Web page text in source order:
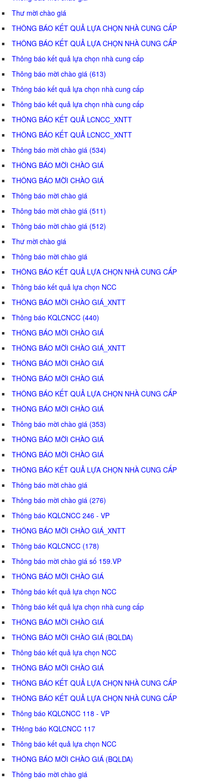
Thư mời chào giá
THÔNG BÁO KẾT QUẢ LỰA CHỌN NHÀ CUNG CẤP
THÔNG BÁO KẾT QUẢ LỰA CHỌN NHÀ CUNG CẤP
Thông báo kết quả lựa chọn nhà cung cấp
Thông báo mời chào giá (613)
Thông báo kết quả lựa chọn nhà cung cấp
Thông báo kết quả lựa chọn nhà cung cấp
THÔNG BÁO KẾT QUẢ LCNCC_XNTT
THÔNG BÁO KẾT QUẢ LCNCC_XNTT
Thông báo mời chào giá (534)
THÔNG BÁO MỜI CHÀO GIÁ
THÔNG BÁO MỜI CHÀO GIÁ
Thông báo mời chào giá
Thông báo mời chào giá (511)
Thông báo mời chào giá (512)
Thư mời chào giá
Thông báo mời chào giá
THÔNG BÁO KẾT QUẢ LỰA CHỌN NHÀ CUNG CẤP
Thông báo kết quả lựa chọn NCC
THÔNG BÁO MỜI CHÀO GIÁ_XNTT
Thông báo KQLCNCC (440)
THÔNG BÁO MỜI CHÀO GIÁ
THÔNG BÁO MỜI CHÀO GIÁ_XNTT
THÔNG BÁO MỜI CHÀO GIÁ
THÔNG BÁO MỜI CHÀO GIÁ
THÔNG BÁO KẾT QUẢ LỰA CHỌN NHÀ CUNG CẤP
THÔNG BÁO MỜI CHÀO GIÁ
Thông báo mời chào giá (353)
THÔNG BÁO MỜI CHÀO GIÁ
THÔNG BÁO MỜI CHÀO GIÁ
THÔNG BÁO KẾT QUẢ LỰA CHỌN NHÀ CUNG CẤP
Thông báo mời chào giá
Thông báo mời chào giá (276)
Thông báo KQLCNCC 246 - VP
THÔNG BÁO MỜI CHÀO GIÁ_XNTT
Thông báo KQLCNCC (178)
Thông báo mời chào giá số 159.VP
THÔNG BÁO MỜI CHÀO GIÁ
Thông báo kết quả lựa chọn NCC
Thông báo kết quả lựa chọn nhà cung cấp
THÔNG BÁO MỜI CHÀO GIÁ
THÔNG BÁO MỜI CHÀO GIÁ (BQLDA)
Thông báo kết quả lựa chọn NCC
THÔNG BÁO MỜI CHÀO GIÁ
THÔNG BÁO KẾT QUẢ LỰA CHỌN NHÀ CUNG CẤP
THÔNG BÁO KẾT QUẢ LỰA CHỌN NHÀ CUNG CẤP
Thông báo KQLCNCC 118 - VP
THông báo KQLCNCC 117
Thông báo kết quả lựa chọn NCC
THÔNG BÁO MỜI CHÀO GIÁ (BQLDA)
Thông báo mời chào giá